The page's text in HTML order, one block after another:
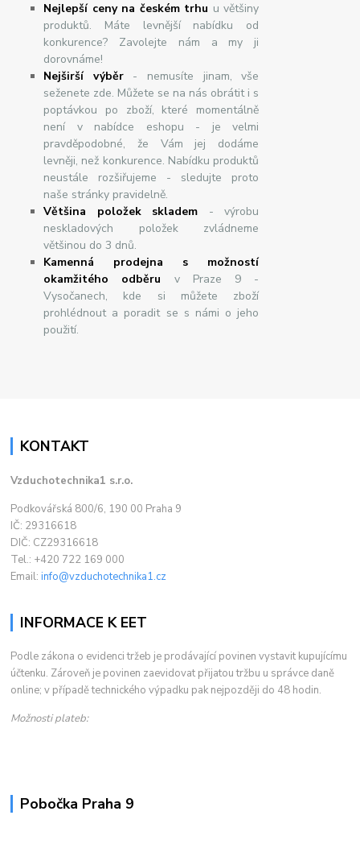
Nejlepší ceny na českém trhu u většiny
produktů. Máte levnější nabídku od
konkurence? Zavolejte nám a my ji
dorovnáme!
Nejširšívýběr- nemusíte jinam, vše
seženete zde. Můžete se na nás obrátit i s
poptávkou po zboží, které momentálně
není v nabídce eshopu - je velmi
pravděpodobné, že Vám jej dodáme
levněji, než konkurence. Nabídku produktů
neustále rozšiřujeme - sledujte proto
naše stránky pravidelně.
Většina položek skladem - výrobu
neskladových položek zvládneme
většinou do 3 dnů.
Kamenná prodejna s možností
okamžitého odběru v Praze 9 -
Vysočanech, kde si můžete zboží
prohlédnout a poradit se s námi o jeho
použití.
KONTAKT
Vzduchotechnika1 s.r.o.
Podkovářská 800/6, 190 00 Praha 9
IČ: 29316618
DIČ: CZ29316618
Tel.: +420 722 169 000
Email:info@vzduchotechnika1.cz
INFORMACE K EET
Podle zákona o evidenci tržeb je prodávající povinen vystavit kupujícímu
účtenku. Zároveň je povinen zaevidovat přijatou tržbu u správce daně
online; v případě technického výpadku pak nejpozději do 48 hodin.
Možnosti plateb:
Pobočka Praha 9